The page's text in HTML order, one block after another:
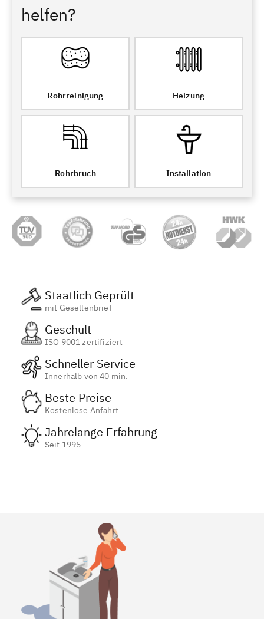
helfen?
Rohrreinigung Heizung
Rohrbruch Installation
Staatlich Geprüft
mit Gesellenbrief
Geschult
ISO 9001 zertifiziert
Schneller Service
Innerhalb von 40 min.
Beste Preise
Kostenlose Anfahrt
Jahrelange Erfahrung
Seit 1995